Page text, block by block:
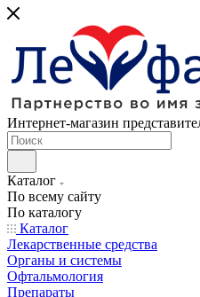
Интернет-магазин
Каталог
По всему сайту
По каталогу
Каталог
Лекарственные средства
Органы и системы
Офтальмология
Препараты